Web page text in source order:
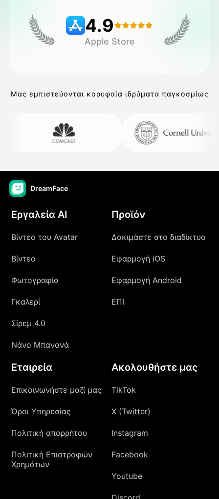
4.9
Apple Store
Μας εμπιστεύονται κορυφαία ιδρύματα παγκοσμίως
DreamFace
Εργαλεία AI
Βίντεο του Avatar
Βίντεο
Φωτογραφία
Γκαλερί
Σίρεμ 4.0
Νάνο Μπανανά
Προϊόν
Δοκιμάστε στο διαδίκτυο
Εφαρμογή iOS
Εφαρμογή Android
ΕΠΙ
Εταιρεία
Επικοινωνήστε μαζί μας
Όροι Υπηρεσίας
Πολιτική απορρήτου
Πολιτική Επιστροφών
Χρημάτων
Ακολουθήστε μας
TikTok
X (Twitter)
Instagram
Facebook
Youtube